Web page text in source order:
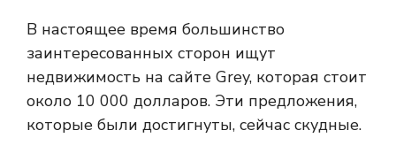
В настоящее время большинство
заинтересованных сторон ищут
недвижимость на сайте Grey, которая стоит
около 10 000 долларов. Эти предложения,
которые были достигнуты, сейчас скудные.